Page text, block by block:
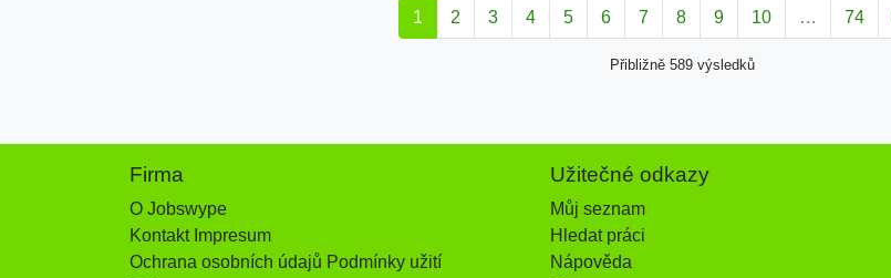
1 2 3 4 5 6 7 8 9 10 … 74
Přibližně 589 výsledků
Firma
O Jobswype
Kontakt Impresum
Ochrana osobních údajů Podmínky užití
Užitečné odkazy
Můj seznam
Hledat práci
Nápověda